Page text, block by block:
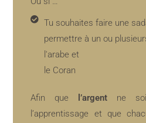
Tu souhaites faire une
permettre à un ou
l'arabe et
le Coran
Afin que l’argentne
l’apprentissage et que